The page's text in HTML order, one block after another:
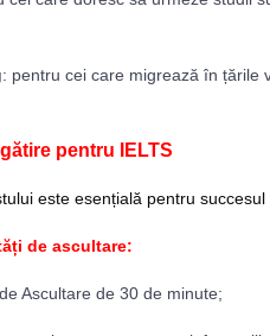
: pentru cei care migrează în țările
pentru IELTS
este esențială pentru
de ascultare:
Ascultare de 30 de minute;